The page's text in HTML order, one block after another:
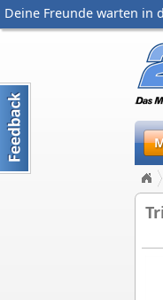
Deine Freunde warten in